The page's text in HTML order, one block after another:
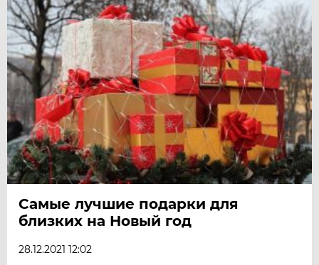
Самые лучшие подарки для
близких на Новый год
28.12.2021 12:02